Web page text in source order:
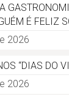
É FELIZ
2026
“DIAS DO
2026